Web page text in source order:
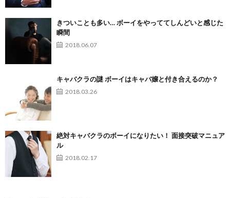
きついことも多い… ボーイをやっててしんどいと感じた
瞬間
2018.06.07
キャバクラの謎 ボーイはキャバ嬢と付き合えるのか？
2018.03.26
絶対キャバクラのボーイになりたい！ 面接突破マニュア
ル
2018.02.17